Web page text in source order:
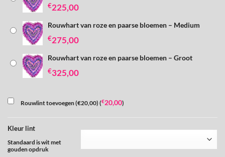
€225,00
Rouwhart van roze en paarse bloemen – Medium
€275,00
Rouwhart van roze en paarse bloemen – Groot
€325,00
Rouwlint toevoegen (€20,00) (€20,00)
Kleur lint
Standaard is wit met
gouden opdruk